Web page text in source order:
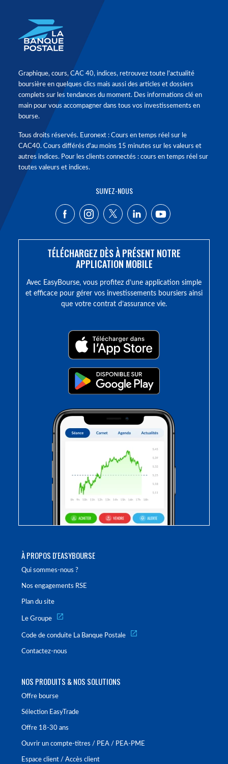
À PROPOS D'EASYBOURSE
Qui sommes-nous ?
Nos engagements RSE
Plan du site
Le Groupe
Code de conduite La Banque Postale
Contactez-nous
NOS PRODUITS & NOS SOLUTIONS
Offre bourse
Sélection EasyTrade
Offre 18-30 ans
Ouvrir un compte-titres / PEA / PEA-PME
Espace client / Accès client
Graphique, cours, CAC 40, indices, retrouvez toute l'actualité
boursière en quelques clics mais aussi des articles et dossiers
complets sur les tendances du moment. Des informations clé en
main pour vous accompagner dans tous vos investissements en
bourse.
Tous droits réservés. Euronext : Cours en temps réel sur le
CAC40. Cours différés d'au moins 15 minutes sur les valeurs et
autres indices. Pour les clients connectés : cours en temps réel sur
toutes valeurs et indices.
SUIVEZ-NOUS
TÉLÉCHARGEZ DÈS À PRÉSENT NOTRE
APPLICATION MOBILE
Avec EasyBourse, vous profitez d’une application simple
et efficace pour gérer vos investissements boursiers ainsi
que votre contrat d’assurance vie.